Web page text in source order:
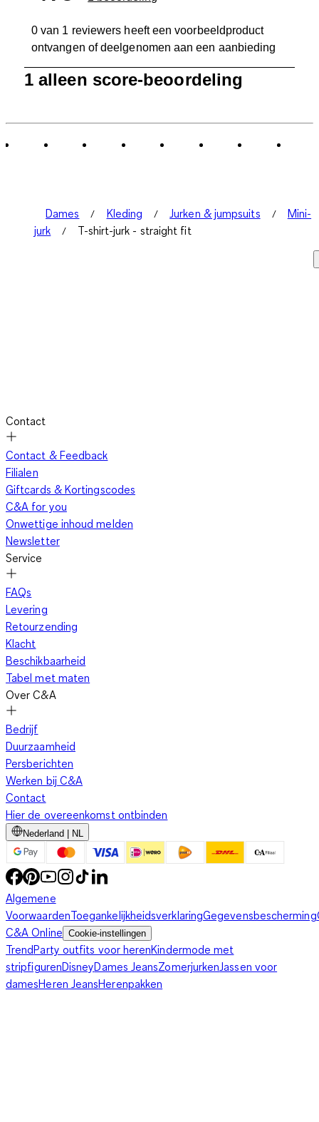
0 van 1 reviewers heeft een voorbeeldproduct
ontvangen of deelgenomen aan een aanbieding
van
1 alleen score-beoordeling
Dames Kleding Jurken & jumpsuits
Mini-
jurk
T-shirt-jurk - straight fit
Contact
Contact & Feedback
Filialen
Giftcards & Kortingscodes
C&A for you
Onwettige inhoud melden
Newsletter
Service
FAQs
Levering
Retourzending
Klacht
Beschikbaarheid
Tabel met maten
Over C&A
Bedrijf
Duurzaamheid
Persberichten
Werken bij C&A
Contact
Hier de overeenkomst ontbinden
Nederland | NL
Algemene
VoorwaardenToegankelijkheidsverklaringGegevensbescherming
C&A Online Cookie-instellingen
TrendParty outfits voor herenKindermode met
stripfigurenDisneyDames JeansZomerjurkenJassen voor
damesHeren JeansHerenpakken